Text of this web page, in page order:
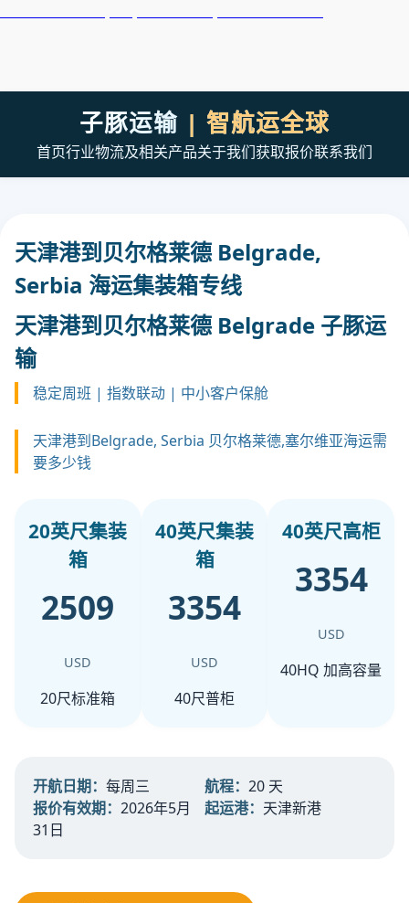
子豚运输 | 智航运全球
首页行业物流及相关产品关于我们获取报价联系我们
天津港到贝尔格莱德 Belgrade,
Serbia 海运集装箱专线
天津港到贝尔格莱德 Belgrade 子豚运
输
稳定周班 | 指数联动 | 中小客户保舱
天津港到Belgrade, Serbia 贝尔格莱德,塞尔维亚海运需
要多少钱
20英尺集装
箱
2509
USD
20尺标准箱
40英尺集装
箱
3354
USD
40尺普柜
40英尺高柜
3354
USD
40HQ 加高容量
开航日期： 每周三 航程： 20 天
报价有效期： 2026年5月
31日
起运港： 天津新港